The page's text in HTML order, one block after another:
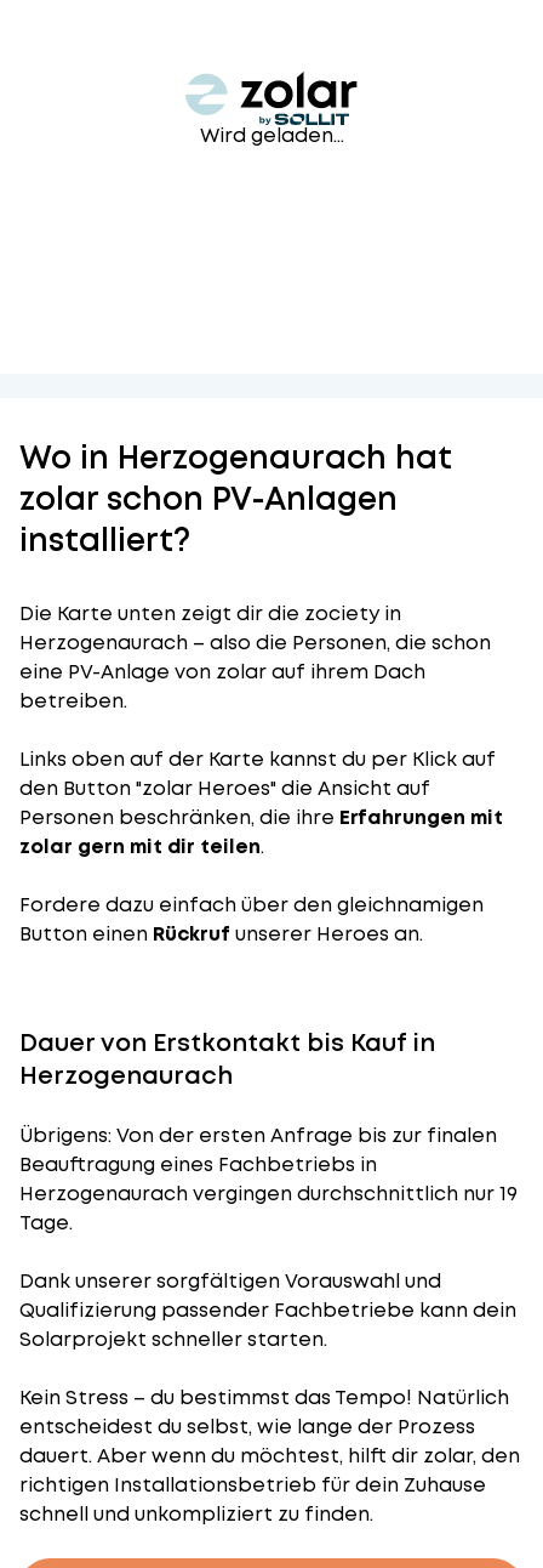
Wird geladen...
Wo in Herzogenaurach hat
zolar schon PV-Anlagen
installiert?
Die Karte unten zeigt dir die zociety in
Herzogenaurach – also die Personen, die schon
eine PV-Anlage von zolar auf ihrem Dach
betreiben.
Links oben auf der Karte kannst du per Klick auf
den Button "zolar Heroes" die Ansicht auf
Personen beschränken, die ihre Erfahrungen mit
zolar gern mit dir teilen.
Fordere dazu einfach über den gleichnamigen
Button einen Rückruf unserer Heroes an.
Dauer von Erstkontakt bis Kauf in
Herzogenaurach
Übrigens: Von der ersten Anfrage bis zur finalen
Beauftragung eines Fachbetriebs in
Herzogenaurach vergingen durchschnittlich nur 19
Tage.
Dank unserer sorgfältigen Vorauswahl und
Qualifizierung passender Fachbetriebe kann dein
Solarprojekt schneller starten.
Kein Stress – du bestimmst das Tempo! Natürlich
entscheidest du selbst, wie lange der Prozess
dauert. Aber wenn du möchtest, hilft dir zolar, den
richtigen Installationsbetrieb für dein Zuhause
schnell und unkompliziert zu finden.